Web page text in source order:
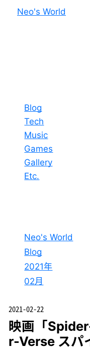
Neo's World
Blog
Tech
Music
Games
Gallery
Etc.
Neo's World
Blog
2021年
02月
2021-02-22
映画「
r-Verse スパ